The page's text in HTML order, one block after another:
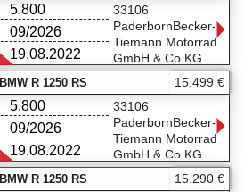
33106 Paderborn
05251/54500990
5.800
09/2026
19.08.2022
33106
PaderbornBecker-
Tiemann Motorrad
GmbH & Co.KG
Halberstädter
33106 Paderborn
05251/54500990
BMW R 1250 RS 15.499 €
5.800
09/2026
19.08.2022
33106
PaderbornBecker-
Tiemann Motorrad
GmbH & Co.KG
Halberstädter
BMW R 1250 RS 15.290 €